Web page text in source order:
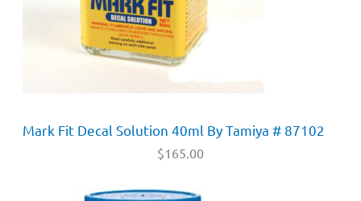
Mark Fit Decal Solution 40ml By Tamiya # 87102
$165.00